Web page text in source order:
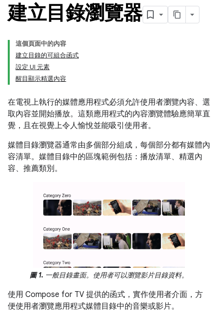
建立目錄瀏覽器
這個頁面中的內容
建立目錄的可組合函式
設定 UI 元素
醒目顯示精選內容
在電視上執行的媒體應用程式必須允許使用者瀏覽內容、選
取內容並開始播放。這類應用程式的內容瀏覽體驗應簡單直
覺，且在視覺上令人愉悅並能吸引使用者。
媒體目錄瀏覽器通常由多個部分組成，每個部分都有媒體內
容清單。媒體目錄中的區塊範例包括：播放清單、精選內
容、推薦類別。
圖 1. 一般目錄畫面。使用者可以瀏覽影片目錄資料。
使用 Compose for TV 提供的函式，實作使用者介面，方
便使用者瀏覽應用程式媒體目錄中的音樂或影片。